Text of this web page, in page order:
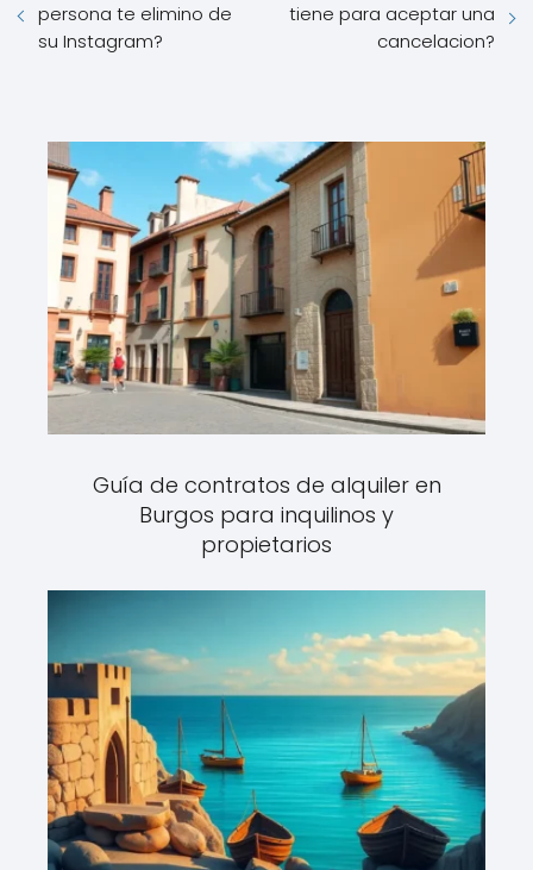
persona te elimino de
su Instagram?
tiene para aceptar una
cancelacion?
Guía de contratos de alquiler en
Burgos para inquilinos y
propietarios